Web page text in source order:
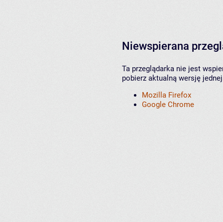
Niewspierana
Ta przeglądarka nie jest
pobierz aktualną wersję
Mozilla Firefox
Google Chrome